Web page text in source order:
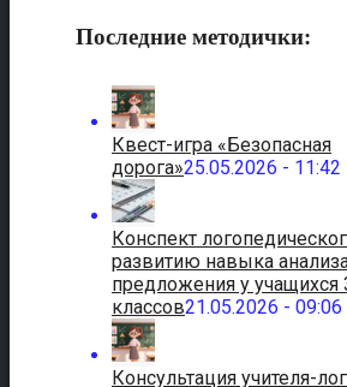
Последние методички:
Квест-игра «Безопасная
дорога»25.05.2026 - 11:42
Конспект
развитию навыка
предложения у учащихся
классов21.05.2026 - 09:06
Консультация учителя-